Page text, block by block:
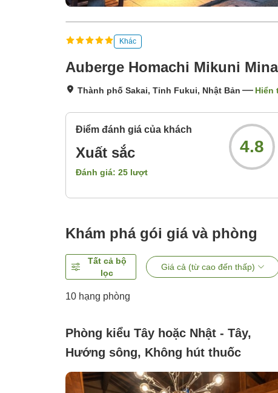
Khác
Auberge Homachi Mikuni
Thành phố Sakai, Tỉnh Fukui, Nhật Bản Hiển
Điểm đánh giá của khách
Xuất sắc
Đánh giá: 25 lượt
4.8
Khám phá gói giá và phòng
Tất cả bộ
lọc
Giá cả (từ cao đến thấp)
10 hạng phòng
Phòng kiểu Tây hoặc Nhật - Tây,
Hướng sông, Không hút thuốc